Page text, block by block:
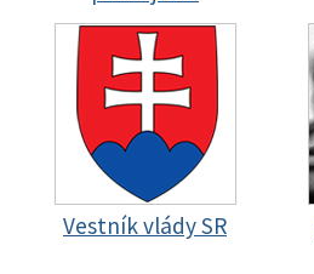
Vestník vlády SR